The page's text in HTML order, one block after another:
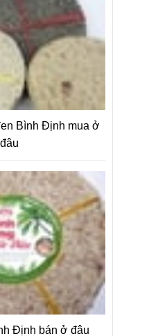
Bình Định mua ở
đâu
Định bán ở đâu